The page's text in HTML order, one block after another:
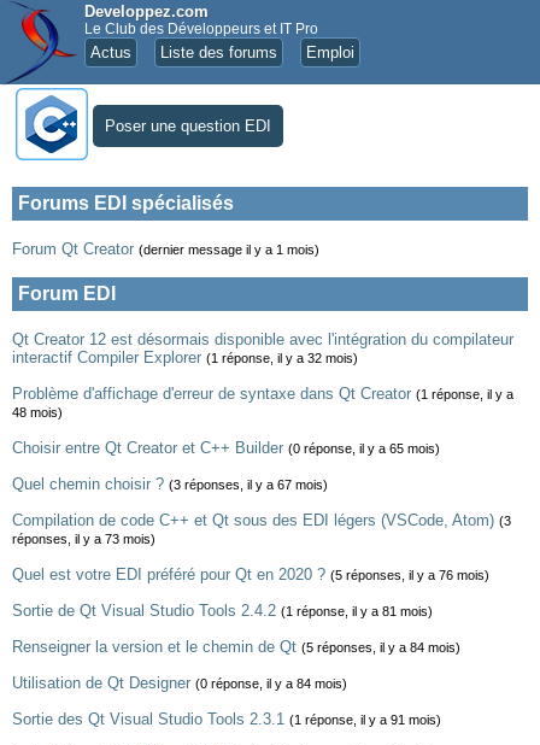
Developpez.com
Le Club des Développeurs et IT Pro
Actus Liste des forums Emploi
Poser une question EDI
Forums EDI spécialisés
Forum Qt Creator (dernier message il y a 1 mois)
Forum EDI
Qt Creator 12 est désormais disponible avec l'intégration du compilateur
interactif Compiler Explorer (1 réponse, il y a 32 mois)
Problème d'affichage d'erreur de syntaxe dans Qt Creator (1 réponse, il y a
48 mois)
Choisir entre Qt Creator et C++ Builder (0 réponse, il y a 65 mois)
Quel chemin choisir ? (3 réponses, il y a 67 mois)
Compilation de code C++ et Qt sous des EDI légers (VSCode, Atom) (3
réponses, il y a 73 mois)
Quel est votre EDI préféré pour Qt en 2020 ? (5 réponses, il y a 76 mois)
Sortie de Qt Visual Studio Tools 2.4.2 (1 réponse, il y a 81 mois)
Renseigner la version et le chemin de Qt (5 réponses, il y a 84 mois)
Utilisation de Qt Designer (0 réponse, il y a 84 mois)
Sortie des Qt Visual Studio Tools 2.3.1 (1 réponse, il y a 91 mois)